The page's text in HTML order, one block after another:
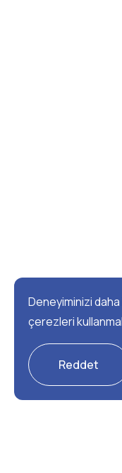
Deneyiminizi
çerezleri
Reddet